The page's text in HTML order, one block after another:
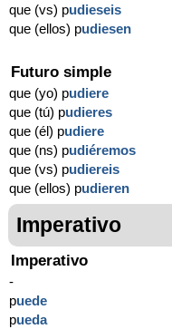
que (vs) pudieseis
que (ellos) pudiesen
Futuro simple
que (yo) pudiere
que (tú) pudieres
que (él) pudiere
que (ns) pudiéremos
que (vs) pudiereis
que (ellos) pudieren
Imperativo
Imperativo
-
puede
pueda